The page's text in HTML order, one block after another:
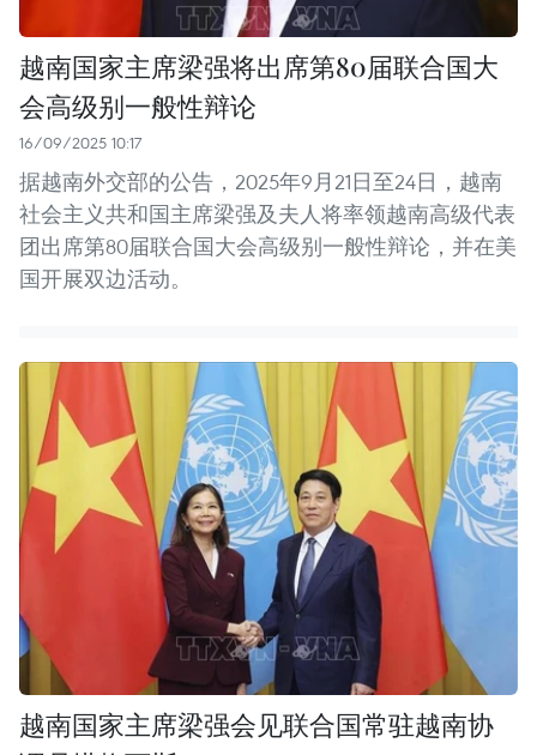
越南国家主席梁强将出席第80届联合国大
会高级别一般性辩论
16/09/2025 10:17
据越南外交部的公告，2025年9月21日至24日，越南
社会主义共和国主席梁强及夫人将率领越南高级代表
团出席第80届联合国大会高级别一般性辩论，并在美
国开展双边活动。
越南国家主席梁强会见联合国常驻越南协